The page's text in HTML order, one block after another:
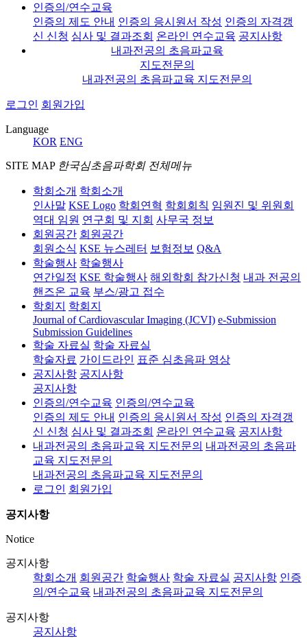
인증의/연수교육
인증의 제도 안내 인증의 응시원서 작성 인증의 자격갱
신 신청 심사 및 결과조회 온라인 연수교육 공지사항
내과전공의 초음파교육
지도전문의
내과전공의 초음파교육 지도전문의
로그인 회원가입
Language
KOR ENG
SITE MAP 한국심초음파학회 전체메뉴
학회소개 학회소개
인사말 KSE Logo 학회연혁 학회회칙 임원진 및 위원회
역대 임원 연구회 및 지회 사무국 정보
회원공간 회원공간
회원소식 KSE 뉴스레터 보험정보 Q&A
학술행사 학술행사
연간일정 KSE 학술행사 해외학회 참가신청 내과 전공의
핸즈온 교육 부스/광고 접수
학회지
학회지
Journal of Cardiovascular Imaging (JCVI) e-Submission
Submission Guidelines
학술 자료실 학술 자료실
학술자료 가이드라인 표준 심초음파 영상
공지사항 공지사항
공지사항
인증의/연수교육 인증의/연수교육
인증의 제도 안내 인증의 응시원서 작성 인증의 자격갱
신 신청 심사 및 결과조회 온라인 연수교육 공지사항
내과전공의 초음파교육 지도전문의 내과전공의 초음파
교육 지도전문의
내과전공의 초음파교육 지도전문의
로그인 회원가입
공지사항
Notice
공지사항
학회소개 회원공간 학술행사 학술 자료실 공지사항 인증
의/연수교육 내과전공의 초음파교육 지도전문의
공지사항
공지사항